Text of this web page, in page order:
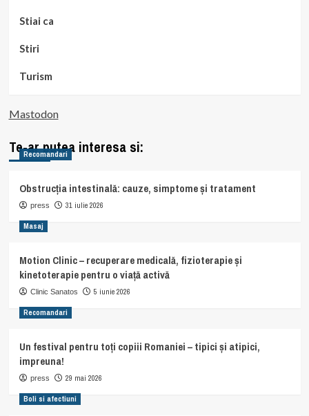
Stiai ca
Stiri
Turism
Mastodon
Te-ar putea interesa si:
Recomandari
Obstrucția intestinală: cauze, simptome și tratament
press 31 iulie 2026
Masaj
Motion Clinic – recuperare medicală, fizioterapie și
kinetoterapie pentru o viață activă
Clinic Sanatos 5 iunie 2026
Recomandari
Un festival pentru toți copiii Romaniei – tipici și atipici,
impreuna!
press 29 mai 2026
Boli si afectiuni